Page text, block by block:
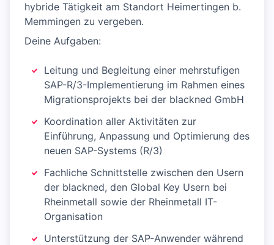
hybride Tätigkeit am Standort Heimertingen b.
Memmingen zu vergeben.
Deine Aufgaben:
Leitung und Begleitung einer mehrstufigen
SAP-R/3-Implementierung im Rahmen eines
Migrationsprojekts bei der blackned GmbH
Koordination aller Aktivitäten zur
Einführung, Anpassung und Optimierung des
neuen SAP-Systems (R/3)
Fachliche Schnittstelle zwischen den Usern
der blackned, den Global Key Usern bei
Rheinmetall sowie der Rheinmetall IT-
Organisation
Unterstützung der SAP-Anwender während